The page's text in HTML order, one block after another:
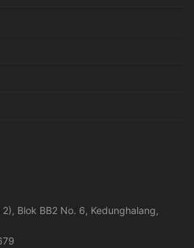
Blok BB2 No. 6, Kedunghalang,